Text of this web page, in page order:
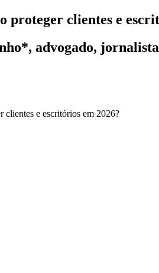
proteger clientes e
advogado,